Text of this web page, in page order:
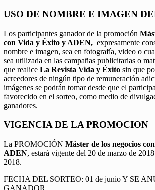
USO DE NOMBRE E IMAGEN
Los participantes ganador de la promoción
con Vida y Éxito y ADEN, expresamente
nombre e imagen, sea en fotografía, video o
sea utilizada en las campañas publicitarias o
que realice La Revista Vida y Éxito sin que
acreedores de ningún tipo de remuneración
imágenes se podrán tomar desde que el
favorecido en el sorteo, como medio de
ganadores.
VIGENCIA DE LA PROMOCION
La PROMOCIÓN Máster de los negocios
ADEN, estará vigente del 20 de marzo de
2018.
FECHA DEL SORTEO: 01 de junio Y SE
GANADOR.